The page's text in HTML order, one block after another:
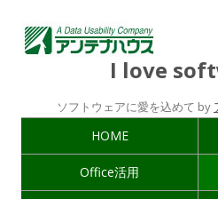
I love
ソフトウェアに愛を込めて by
HOME
Office活用